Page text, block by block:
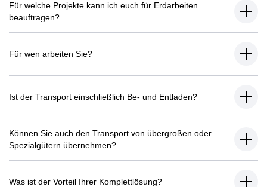
Für welche Projekte kann ich euch für Erdarbeiten
beauftragen?
Für wen arbeiten Sie?
Ist der Transport einschließlich Be- und Entladen?
Können Sie auch den Transport von übergroßen oder
Spezialgütern übernehmen?
Was ist der Vorteil Ihrer Komplettlösung?